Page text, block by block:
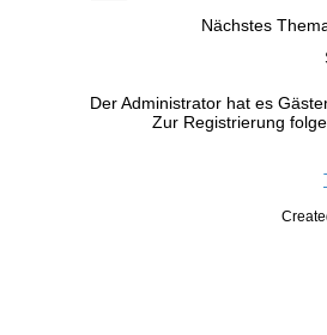
Nächstes
Der Administrator hat es
Zur Registrierung